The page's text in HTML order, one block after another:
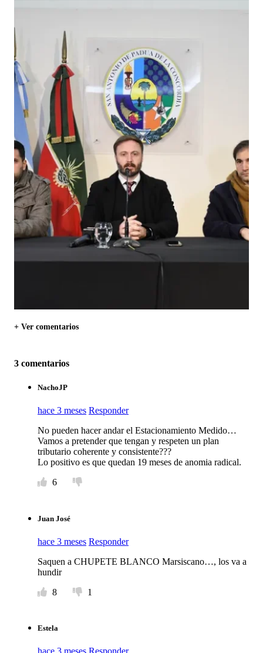
+ Ver comentarios
3 comentarios
NachoJP
hace 3 meses Responder
No pueden hacer andar el Estacionamiento Medido…
Vamos a pretender que tengan y respeten un plan
tributario coherente y consistente???
Lo positivo es que quedan 19 meses de anomia radical.
6
Juan José
hace 3 meses Responder
Saquen a CHUPETE BLANCO Marsiscano…, los va a
hundir
8
1
Estela